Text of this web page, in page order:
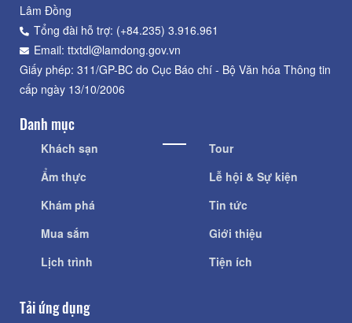
Lâm Đồng
Tổng đài hỗ trợ: (+84.235) 3.916.961
Email: ttxtdl@lamdong.gov.vn
Giấy phép: 311/GP-BC do Cục Báo chí - Bộ Văn hóa Thông tin
cấp ngày 13/10/2006
Danh mục
Khách sạn
Ẩm thực
Khám phá
Mua sắm
Lịch trình
Tour
Lễ hội & Sự kiện
Tin tức
Giới thiệu
Tiện ích
Tải ứng dụng